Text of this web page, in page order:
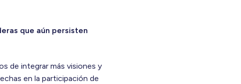
que aún persisten
de integrar más visiones y
en la participación de